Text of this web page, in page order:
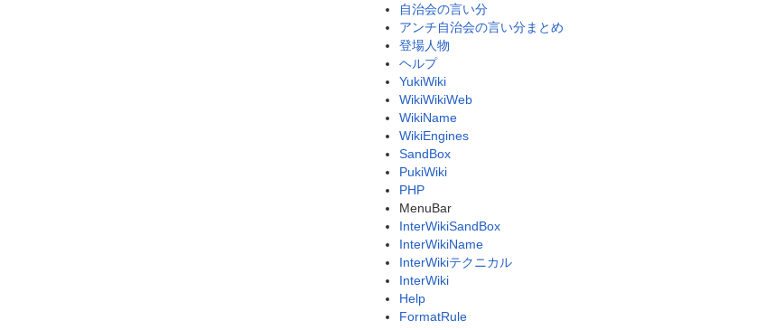
自治会の言い分
アンチ自治会の言い分まとめ
登場人物
ヘルプ
YukiWiki
WikiWikiWeb
WikiName
WikiEngines
SandBox
PukiWiki
PHP
MenuBar
InterWikiSandBox
InterWikiName
InterWikiテクニカル
InterWiki
Help
FormatRule